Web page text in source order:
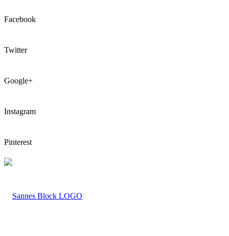
Facebook
Twitter
Google+
Instagram
Pinterest
LOGO